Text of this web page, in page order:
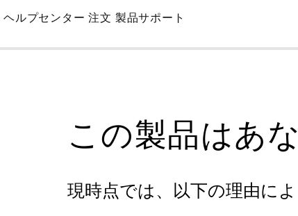
Skip
Main
ヘルプセンター 注文 製品サポート
この製品はあ
現時点では、以下の理由に